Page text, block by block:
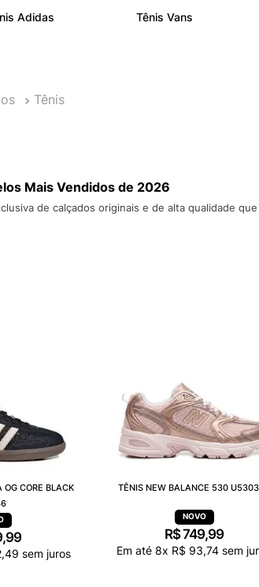
Adidas Tênis Vans
Tênis
Mais Vendidos de 2026
de calçados originais e de alta qualidade
CORE BLACK
,99
,49 sem juros
TÊNIS NEW BALANCE 530
R$749,99
Em até8x R$ 93,74 sem